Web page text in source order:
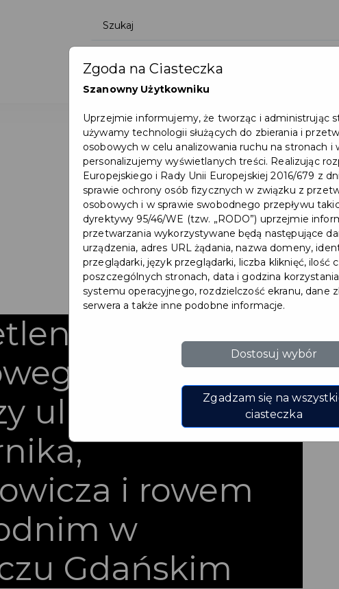
układu
obszaru
ulicami
i rowem
w
Gdańskim
Zgoda na Ciasteczka
Szanowny Użytkowniku
Uprzejmie informujemy, że tworząc i administrując
używamy technologii służących do zbierania i
osobowych w celu analizowania ruchu na stronach i
personalizujemy wyświetlanych treści. Realizując
Europejskiego i Rady Unii Europejskiej 2016/679 z
sprawie ochrony osób fizycznych w związku z
osobowych i w sprawie swobodnego przepływu
dyrektywy 95/46/WE (tzw. „RODO”) uprzejmie
przetwarzania wykorzystywane będą następujące
urządzenia, adres URL żądania, nazwa domeny,
przeglądarki, język przeglądarki, liczba kliknięć, ilość
poszczególnych stronach, data i godzina
systemu operacyjnego, rozdzielczość ekranu, dane
serwera a także inne podobne informacje.
Dostosuj wybór
Zgadzam się na
ciasteczka